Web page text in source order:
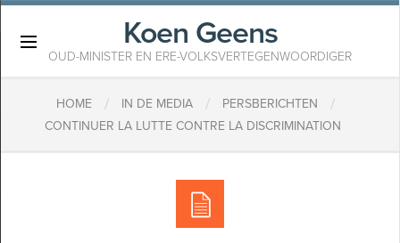
Koen Geens
OUD-MINISTER EN ERE-VOLKSVERTEGENWOORDIGER
HOME / IN DE MEDIA / PERSBERICHTEN /
​CONTINUER LA LUTTE CONTRE LA DISCRIMINATION